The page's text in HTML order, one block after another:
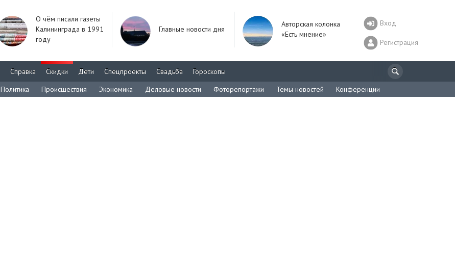
О чём писали газеты
Калининграда в 1991
году
Главные новости дня
Авторская колонка
«Есть мнение»
Вход
Регистрация
Справка Скидки Дети Спецпроекты Свадьба
Гороскопы
Политика Происшествия Экономика Деловые новости Фоторепортажи Темы новостей Конференции